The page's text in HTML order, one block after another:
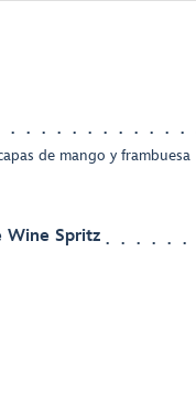
de mango y frambuesa
Wine Spritz